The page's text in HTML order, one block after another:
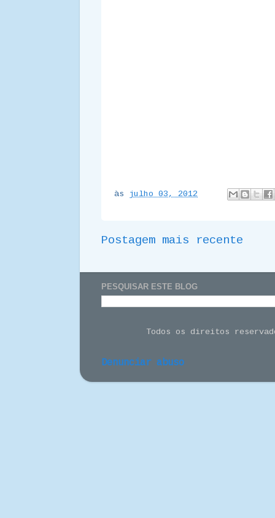
às julho 03, 2012
Postagem mais recente
PESQUISAR ESTE BLOG
Todos os direitos
Denunciar abuso